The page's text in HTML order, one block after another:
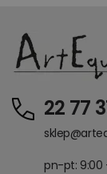
22 77
pn-pt: 9:00